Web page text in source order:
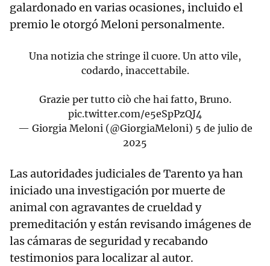
galardonado en varias ocasiones, incluido el
premio le otorgó Meloni personalmente.
Una notizia che stringe il cuore. Un atto vile,
codardo, inaccettabile.
Grazie per tutto ciò che hai fatto, Bruno.
pic.twitter.com/e5eSpPzQJ4
— Giorgia Meloni (@GiorgiaMeloni) 5 de julio de
2025
Las autoridades judiciales de Tarento ya han
iniciado una investigación por muerte de
animal con agravantes de crueldad y
premeditación y están revisando imágenes de
las cámaras de seguridad y recabando
testimonios para localizar al autor.